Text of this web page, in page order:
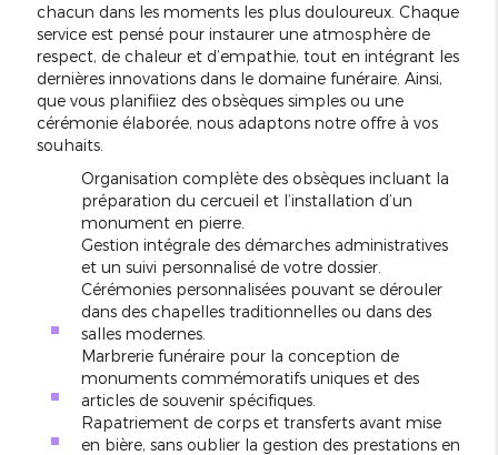
chacun dans les moments les plus douloureux. Chaque
service est pensé pour instaurer une atmosphère de
respect, de chaleur et d’empathie, tout en intégrant les
dernières innovations dans le domaine funéraire. Ainsi,
que vous planifiiez des obsèques simples ou une
cérémonie élaborée, nous adaptons notre offre à vos
souhaits.
Organisation complète des obsèques incluant la
préparation du cercueil et l’installation d’un
monument en pierre.
Gestion intégrale des démarches administratives
et un suivi personnalisé de votre dossier.
Cérémonies personnalisées pouvant se dérouler
dans des chapelles traditionnelles ou dans des
salles modernes.
Marbrerie funéraire pour la conception de
monuments commémoratifs uniques et des
articles de souvenir spécifiques.
Rapatriement de corps et transferts avant mise
en bière, sans oublier la gestion des prestations en